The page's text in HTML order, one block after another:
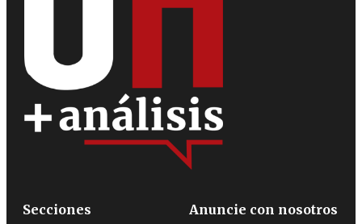
Secciones
Anuncie con nosotros